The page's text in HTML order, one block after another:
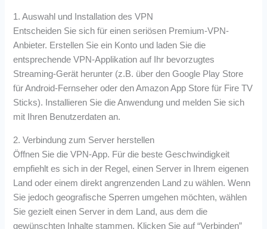
1. Auswahl und Installation des VPN
Entscheiden Sie sich für einen seriösen Premium-VPN-
Anbieter. Erstellen Sie ein Konto und laden Sie die
entsprechende VPN-Applikation auf Ihr bevorzugtes
Streaming-Gerät herunter (z.B. über den Google Play Store
für Android-Fernseher oder den Amazon App Store für Fire TV
Sticks). Installieren Sie die Anwendung und melden Sie sich
mit Ihren Benutzerdaten an.
2. Verbindung zum Server herstellen
Öffnen Sie die VPN-App. Für die beste Geschwindigkeit
empfiehlt es sich in der Regel, einen Server in Ihrem eigenen
Land oder einem direkt angrenzenden Land zu wählen. Wenn
Sie jedoch geografische Sperren umgehen möchten, wählen
Sie gezielt einen Server in dem Land, aus dem die
gewünschten Inhalte stammen. Klicken Sie auf “Verbinden”